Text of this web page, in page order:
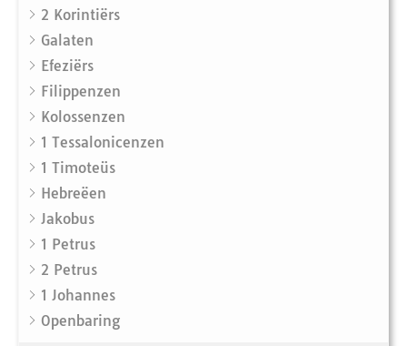
2 Korintiërs
Galaten
Efeziërs
Filippenzen
Kolossenzen
1 Tessalonicenzen
1 Timoteüs
Hebreëen
Jakobus
1 Petrus
2 Petrus
1 Johannes
Openbaring